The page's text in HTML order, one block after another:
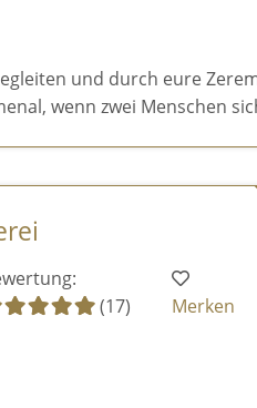
und durch eure
wenn zwei Menschen
(17)
Merken